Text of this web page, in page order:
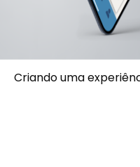
Criando uma